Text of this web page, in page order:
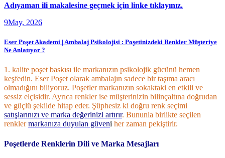
Adıyaman ili makalesine geçmek için linke tıklayınız.
9May, 2026
Eser Poşet Akademi | Ambalaj Psikolojisi : Poşetinizdeki Renkler Müşteriye
Ne Anlatıyor ?
1. kalite poşet baskısı ile markanızın psikolojik gücünü hemen
keşfedin. Eser Poşet olarak ambalajın sadece bir taşıma aracı
olmadığını biliyoruz. Poşetler markanızın sokaktaki en etkili ve
sessiz elçisidir. Ayrıca renkler ise müşterinizin bilinçaltına doğrudan
ve güçlü şekilde hitap eder. Şüphesiz ki doğru renk seçimi
satışlarınızı ve marka değerinizi artırır. Bununla birlikte seçilen
renklermarkanıza duyulan güveni her zaman pekiştirir.
Poşetlerde Renklerin Dili ve Marka Mesajları